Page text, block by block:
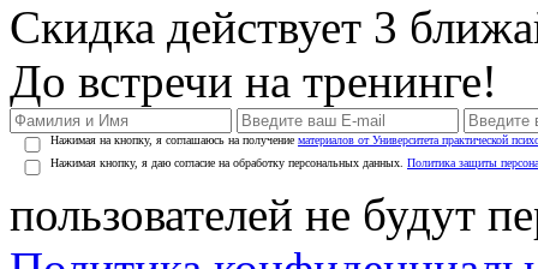
Скидка действует 3
До встречи на тренинге!
Нажимая на кнопку, я соглашаюсь на получение материалов от Университета практической
Нажимая кнопку, я даю согласие на обработку персональных данных. Политика защиты
пользователей не будут